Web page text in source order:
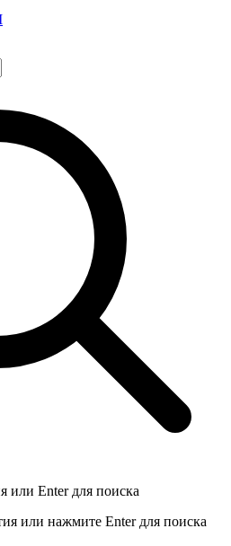
или Enter для поиска
или нажмите Enter для поиска